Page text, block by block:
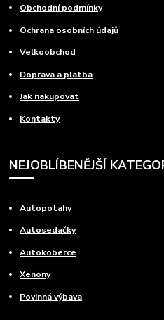
Obchodní podmínky
Ochrana osobních údajů
Velkoobchod
Doprava a platba
Jak nakupovat
Kontakty
NEJOBLÍBENĚJŠÍ
Autopotahy
Autosedačky
Autokoberce
Xenony
Povinná výbava